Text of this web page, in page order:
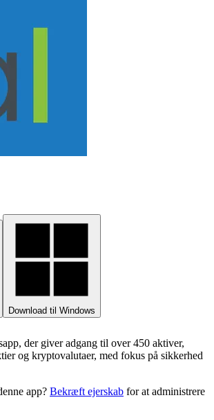
Download til Windows
der giver adgang til over 450 aktiver,
og kryptovalutaer, med fokus på sikkerhed
app? Bekræft ejerskab for at administrere